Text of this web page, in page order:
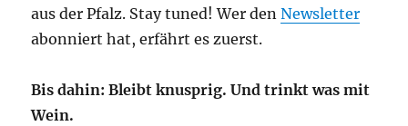
aus der Pfalz. Stay tuned! Wer denNewsletter
abonniert hat, erfährt es zuerst.
Bis dahin: Bleibt knusprig. Und trinkt was mit
Wein.